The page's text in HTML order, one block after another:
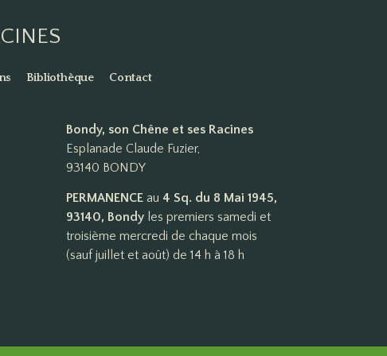
Bibliothèque Contact
Bondy, son Chêne et ses Racines
Esplanade Claude Fuzier,
93140 BONDY
PERMANENCEau 4 Sq. du 8 Mai 1945,
93140, Bondyles premiers samedi et
troisième mercredi de chaque mois
(sauf juillet et août) de 14 h à 18 h